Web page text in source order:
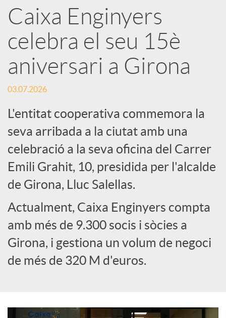
a
r
x
e
s
S
o
c
Caixa Enginyers
celebra el seu 15è
aniversari a Girona
03.07.2026
L'entitat cooperativa commemora la
seva arribada a la ciutat amb una
celebració a la seva oficina del Carrer
Emili Grahit, 10, presidida per l'alcalde
de Girona, Lluc Salellas.
Actualment, Caixa Enginyers compta
amb més de 9.300 socis i sòcies a
Girona, i gestiona un volum de negoci
de més de 320 M d'euros.